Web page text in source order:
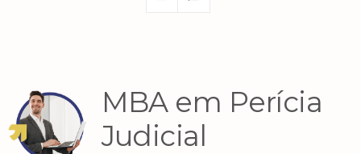
MBA em Perícia
Judicial